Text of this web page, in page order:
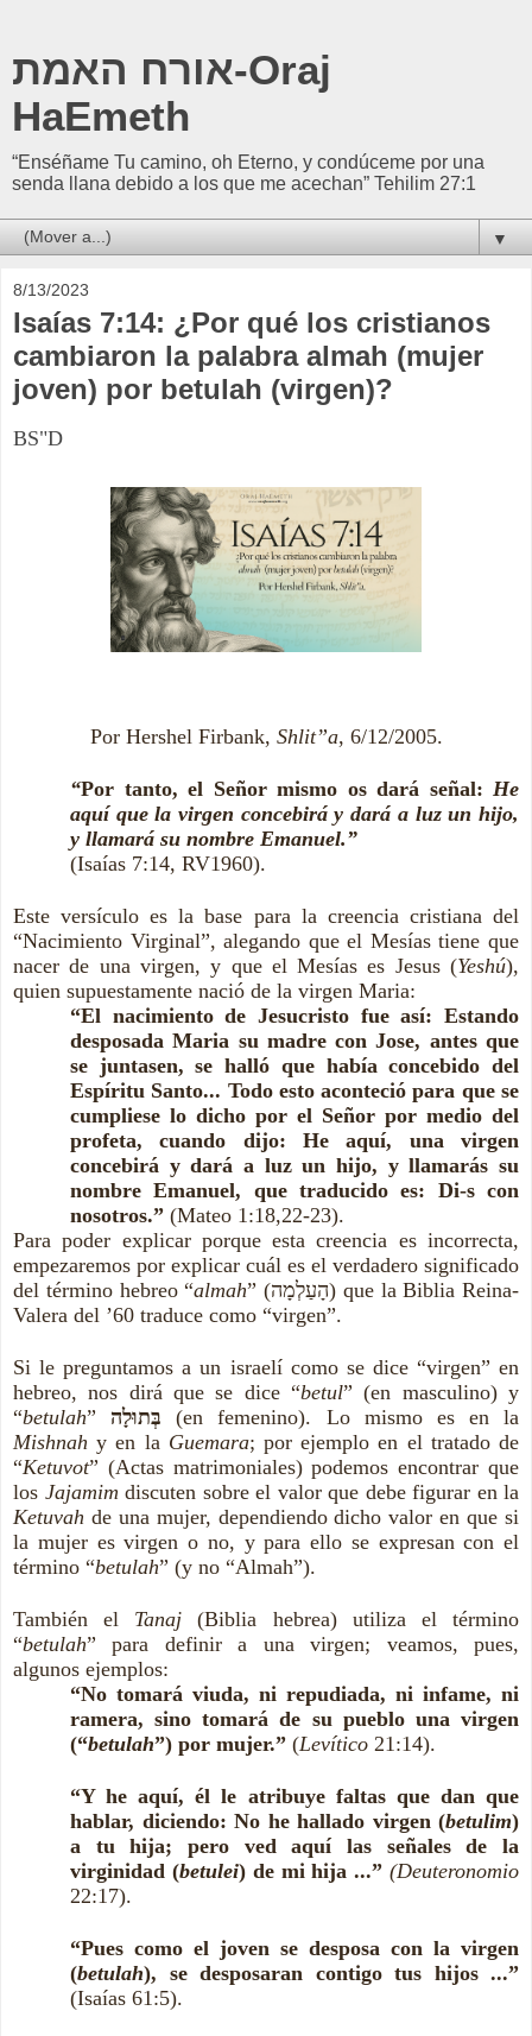
אורח האמת-Oraj
HaEmeth
“Enséñame Tu camino, oh Eterno, y condúceme por una
senda llana debido a los que me acechan” Tehilim 27:1
▼
8/13/2023
Isaías 7:14: ¿Por qué los cristianos
cambiaron la palabra almah (mujer
joven) por betulah (virgen)?
BS"D
Por Hershel Firbank, Shlit”a, 6/12/2005.
“Por tanto, el Señor mismo os dará señal: He
aquí que la virgen concebirá y dará a luz un hijo,
y llamará su nombre Emanuel.”
(Isaías 7:14, RV1960).
Este versículo es la base para la creencia cristiana del
“Nacimiento Virginal”, alegando que el Mesías tiene que
nacer de una virgen, y que el Mesías es Jesus (Yeshú),
quien supuestamente nació de la virgen Maria:
“El nacimiento de Jesucristo fue así: Estando
desposada Maria su madre con Jose, antes que
se juntasen, se halló que había concebido del
Espíritu Santo... Todo esto aconteció para que se
cumpliese lo dicho por el Señor por medio del
profeta, cuando dijo: He aquí, una virgen
concebirá y dará a luz un hijo, y llamarás su
nombre Emanuel, que traducido es: Di-s con
nosotros.” (Mateo 1:18,22-23).
Para poder explicar porque esta creencia es incorrecta,
empezaremos por explicar cuál es el verdadero significado
del término hebreo “almah” (הָעַלְמָה) que la Biblia Reina-
Valera del ’60 traduce como “virgen”.
Si le preguntamos a un israelí como se dice “virgen” en
hebreo, nos dirá que se dice “betul” (en masculino) y
“betulah” בְּתוּלָה(en femenino). Lo mismo es en la
Mishnahy en la Guemara; por ejemplo en el tratado de
“Ketuvot” (Actas matrimoniales) podemos encontrar que
los Jajamim discuten sobre el valor que debe figurar en la
Ketuvah de una mujer, dependiendo dicho valor en que si
la mujer es virgen o no, y para ello se expresan con el
término “betulah” (y no “Almah”).
También el Tanaj(Biblia hebrea) utiliza el término
“betulah” para definir a una virgen; veamos, pues,
algunos ejemplos:
“No tomará viuda, ni repudiada, ni infame, ni
ramera, sino tomará de su pueblo una virgen
(“betulah”) por mujer.” (Levítico 21:14).
“Y he aquí, él le atribuye faltas que dan que
hablar, diciendo: No he hallado virgen (betulim)
a tu hija; pero ved aquí las señales de la
virginidad (betulei) de mi hija ...” (Deuteronomio
22:17).
“Pues como el joven se desposa con la virgen
(betulah), se desposaran contigo tus hijos ...”
(Isaías 61:5).